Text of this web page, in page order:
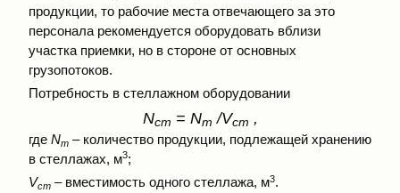
продукции, то рабочие места отвечающего за это
персонала рекомендуется оборудовать вблизи
участка приемки, но в стороне от основных
грузопотоков.
Потребность в стеллажном оборудовании
Nст = Nт /Vст ,
где Nт – количество продукции, подлежащей хранению
в стеллажах, м3;
Vст – вместимость одного стеллажа, м3.